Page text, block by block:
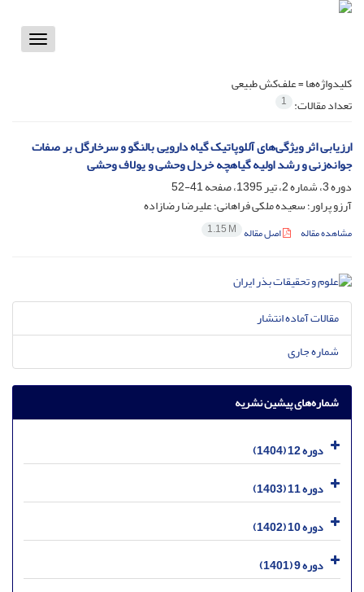
Toggle
کلیدواژه‌ها =علف‌کش طبیعی
تعداد مقالات: 1
ارزیابی اثر ویژگی‌های آللوپاتیک گیاه دارویی بالنگو و سرخارگل بر صفات
جوانه‌زنی و رشد اولیه گیاهچه خردل وحشی و یولاف وحشی
دوره 3، شماره 2، تیر 1395، صفحه
41-52
آرزو پراور؛ سعیده ملکی فراهانی؛ علیرضا رضازاده
مشاهده مقاله اصل مقاله 1.15 M
مقالات آماده انتشار
شماره جاری
شماره‌های پیشین نشریه
دوره 12 (1404)
دوره 11 (1403)
دوره 10 (1402)
دوره 9 (1401)